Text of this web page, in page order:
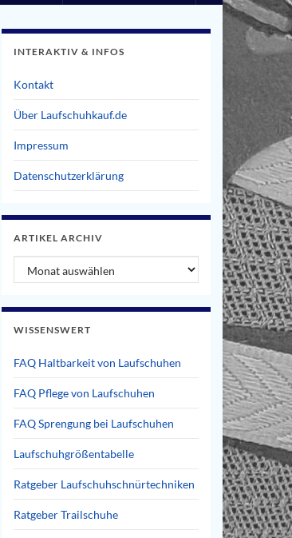
INTERAKTIV & INFOS
Kontakt
Über Laufschuhkauf.de
Impressum
Datenschutzerklärung
ARTIKEL ARCHIV
Artikel Archiv
WISSENSWERT
FAQ Haltbarkeit von Laufschuhen
FAQ Pflege von Laufschuhen
FAQ Sprengung bei Laufschuhen
Laufschuhgrößentabelle
Ratgeber Laufschuhschnürtechniken
Ratgeber Trailschuhe